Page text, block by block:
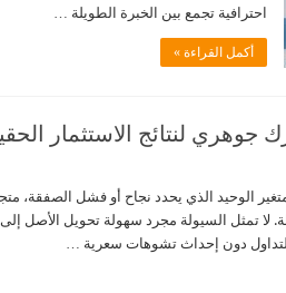
احترافية تجمع بين الخبرة الطويلة …
أكمل القراءة »
جوهري لنتائج الاستثمار
الوحيد الذي يحدد نجاح أو فشل الصفقة،
تمثل السيولة مجرد سهولة تحويل الأصل إلى
دون إحداث تشوهات سعرية …